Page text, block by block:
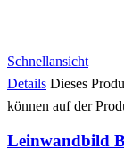
Schnellansicht
Details Dieses
können auf der
Leinwandbild